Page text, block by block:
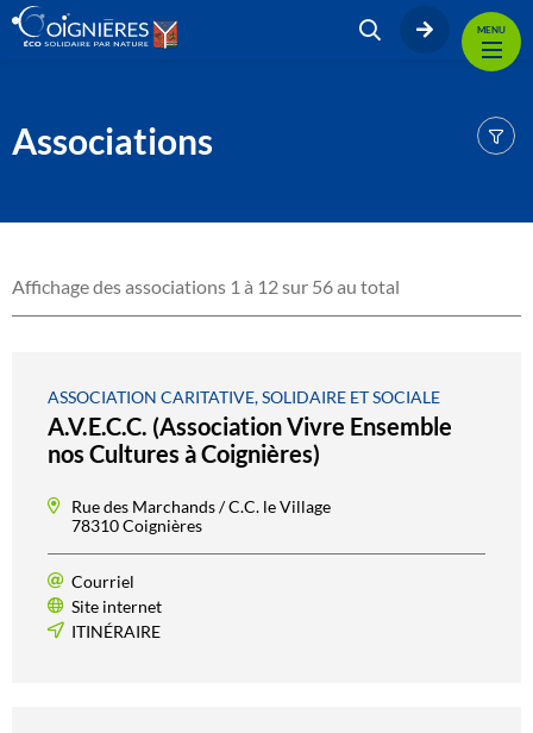
MENU
Associations
Affichage des associations 1 à 12 sur 56 au total
ASSOCIATION CARITATIVE, SOLIDAIRE ET SOCIALE
A.V.E.C.C. (Association Vivre Ensemble
nos Cultures à Coignières)
Rue des Marchands / C.C. le Village
78310 Coignières
Courriel
Site internet
ITINÉRAIRE